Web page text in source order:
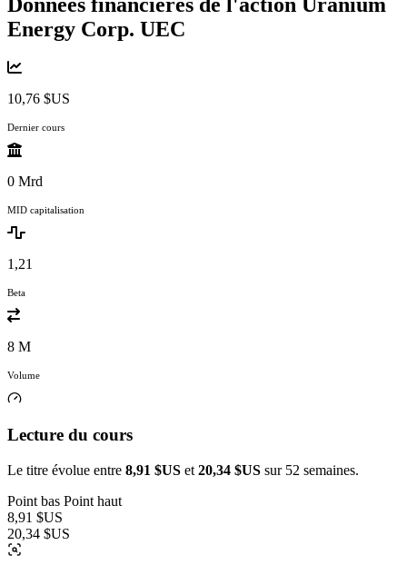
Energy Corp. UEC
10,76 $US
Dernier cours
0 Mrd
MID capitalisation
1,21
Beta
8 M
Volume
Lecture du cours
Le titre évolue entre 8,91 $US et 20,34 $US sur 52 semaines.
Point bas Point haut
8,91 $US
20,34 $US